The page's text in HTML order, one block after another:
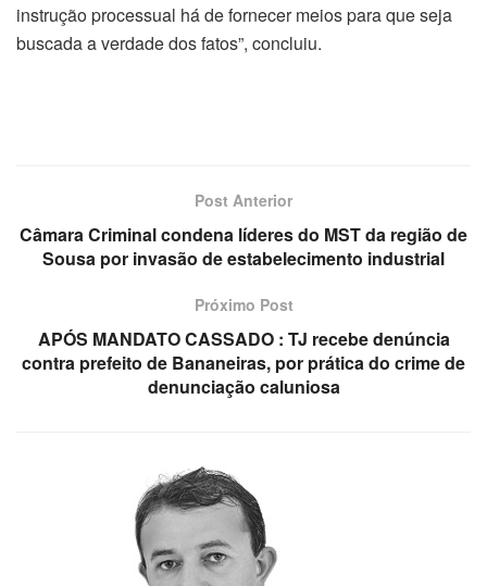
instrução processual há de fornecer meios para que seja
buscada a verdade dos fatos”, concluiu.
Post Anterior
Câmara Criminal condena líderes do MST da região de
Sousa por invasão de estabelecimento industrial
Próximo Post
APÓS MANDATO CASSADO : TJ recebe denúncia
contra prefeito de Bananeiras, por prática do crime de
denunciação caluniosa